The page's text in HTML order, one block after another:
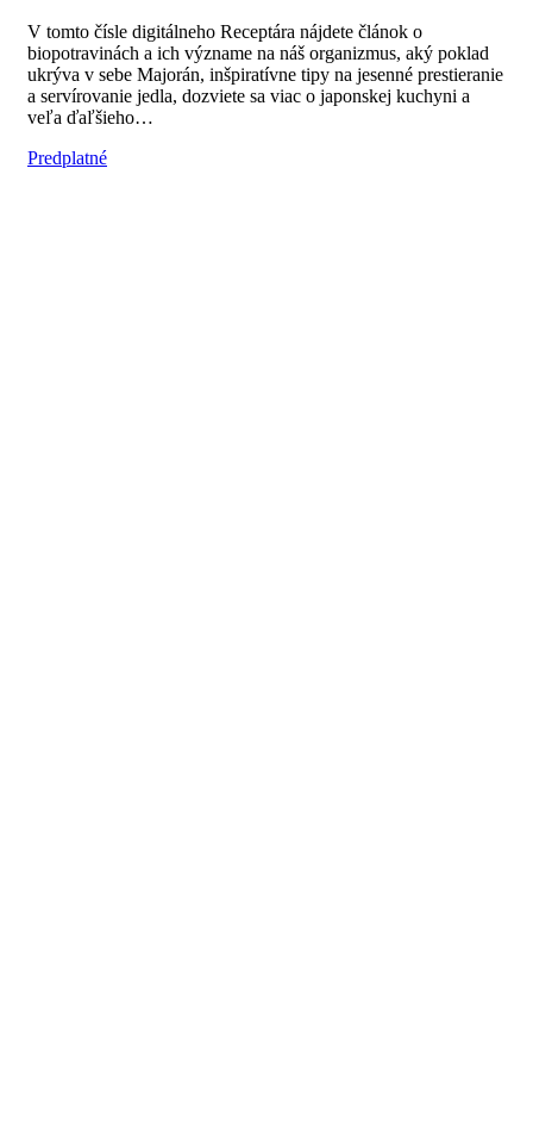
V tomto čísle digitálneho Receptára nájdete článok o
biopotravinách a ich význame na náš organizmus, aký poklad
ukrýva v sebe Majorán, inšpiratívne tipy na jesenné prestieranie
a servírovanie jedla, dozviete sa viac o japonskej kuchyni a
veľa ďaľšieho…
Predplatné